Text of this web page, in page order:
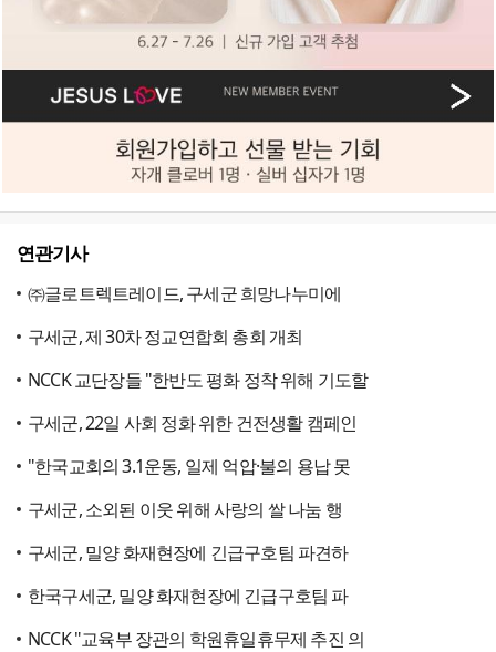
연관기사
㈜글로트렉트레이드, 구세군 희망나누미에
구세군, 제 30차 정교연합회 총회 개최
NCCK 교단장들 "한반도 평화 정착 위해 기도할
구세군, 22일 사회 정화 위한 건전생활 캠페인
"한국교회의 3.1운동, 일제 억압·불의 용납 못
구세군, 소외된 이웃 위해 사랑의 쌀 나눔 행
구세군, 밀양 화재현장에 긴급구호팀 파견하
한국구세군, 밀양 화재현장에 긴급구호팀 파
NCCK "교육부 장관의 학원휴일휴무제 추진 의